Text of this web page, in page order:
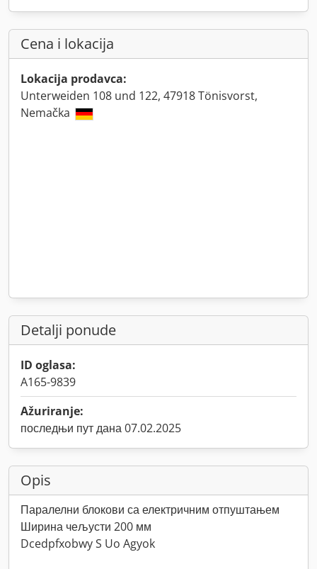
Cena i lokacija
Lokacija prodavca:
Unterweiden 108 und 122, 47918 Tönisvorst,
Nemačka
Detalji ponude
ID oglasa:
A165-9839
Ažuriranje:
последњи пут дана 07.02.2025
Opis
Паралелни блокови са електричним отпуштањем
Ширина чељусти 200 мм
Dcedpfxobwy S Uo Agyok